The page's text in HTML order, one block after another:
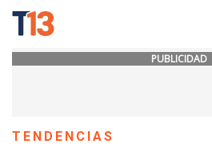
PUBLICIDAD
TENDENCIAS